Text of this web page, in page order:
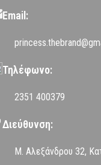
Email:
Τηλέφωνο:
2351 400379
Διεύθυνση:
Μ. Αλεξάνδρου 32,